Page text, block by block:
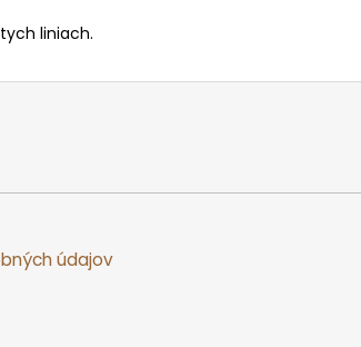
liniach.
údajov